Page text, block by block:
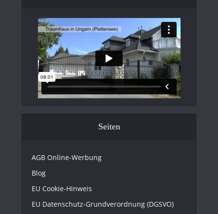
Seiten
AGB Online-Werbung
Blog
EU Cookie-Hinweis
EU Datenschutz-Grundverordnung (DGSVO)